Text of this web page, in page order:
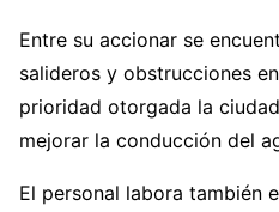
Entre su accionar se
salideros y obstrucciones
prioridad otorgada la
mejorar la conducción del
El personal labora también